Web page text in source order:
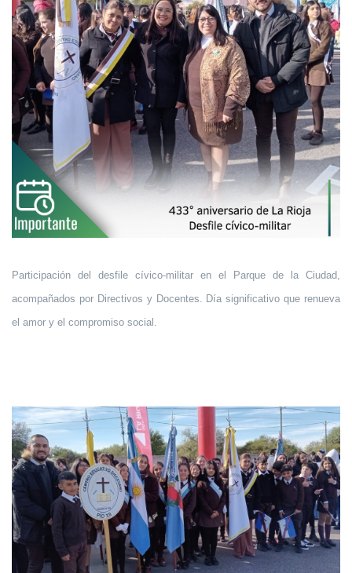
Participación del desfile cívico-militar en el Parque de la Ciudad,
acompañados por Directivos y Docentes. Día significativo que renueva
el amor y el compromiso social.